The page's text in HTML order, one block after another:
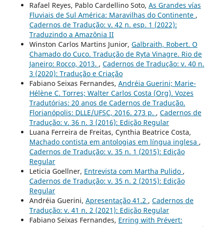
Rafael Reyes, Pablo Cardellino Soto, As Grandes vías
Fluviais de Sul América: Maravilhas do Continente ,
Cadernos de Tradução: v. 42 n. esp. 1 (2022):
Traduzindo a Amazônia II
Winston Carlos Martins Junior, Galbraith, Robert. O
Chamado do Cuco. Tradução de Ryta Vinagre. Rio de
Janeiro: Rocco, 2013. , Cadernos de Tradução: v. 40 n.
3 (2020): Tradução e Criação
Fabiano Seixas Fernandes, Andréia Guerini; Marie-
Hélène C. Torres; Walter Carlos Costa (Org). Vozes
Tradutórias: 20 anos de Cadernos de Tradução.
Florianópolis: DLLE/UFSC, 2016. 273 p. , Cadernos de
Tradução: v. 36 n. 3 (2016): Edição Regular
Luana Ferreira de Freitas, Cynthia Beatrice Costa,
Machado contista em antologias em língua inglesa ,
Cadernos de Tradução: v. 35 n. 1 (2015): Edição
Regular
Leticia Goellner, Entrevista com Martha Pulido ,
Cadernos de Tradução: v. 35 n. 2 (2015): Edição
Regular
Andréia Guerini, Apresentação 41.2 , Cadernos de
Tradução: v. 41 n. 2 (2021): Edição Regular
Fabiano Seixas Fernandes, Erring with Prévert: